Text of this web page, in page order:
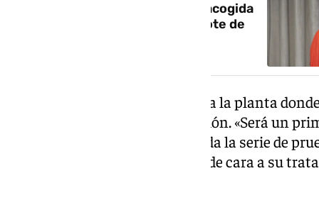
El Papa agradece a Canarias la acogida
del crucero afectado por un brote de
Una vez en el hospital, subirán a la planta
por parte del equipo de prevención. «Será un
preventiva en el que incluirá toda la serie de
para establecer un nivel inicial de cara a su